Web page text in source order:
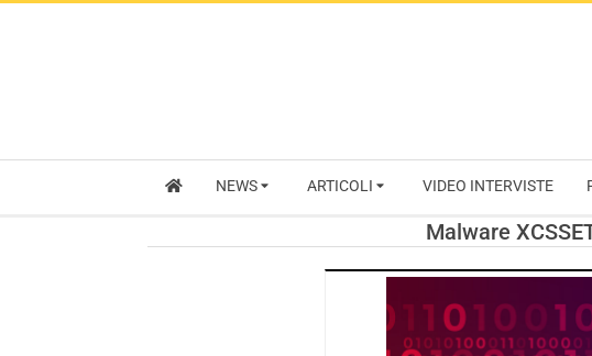
NEWS ARTICOLI VIDEO INTERVISTE
Malware